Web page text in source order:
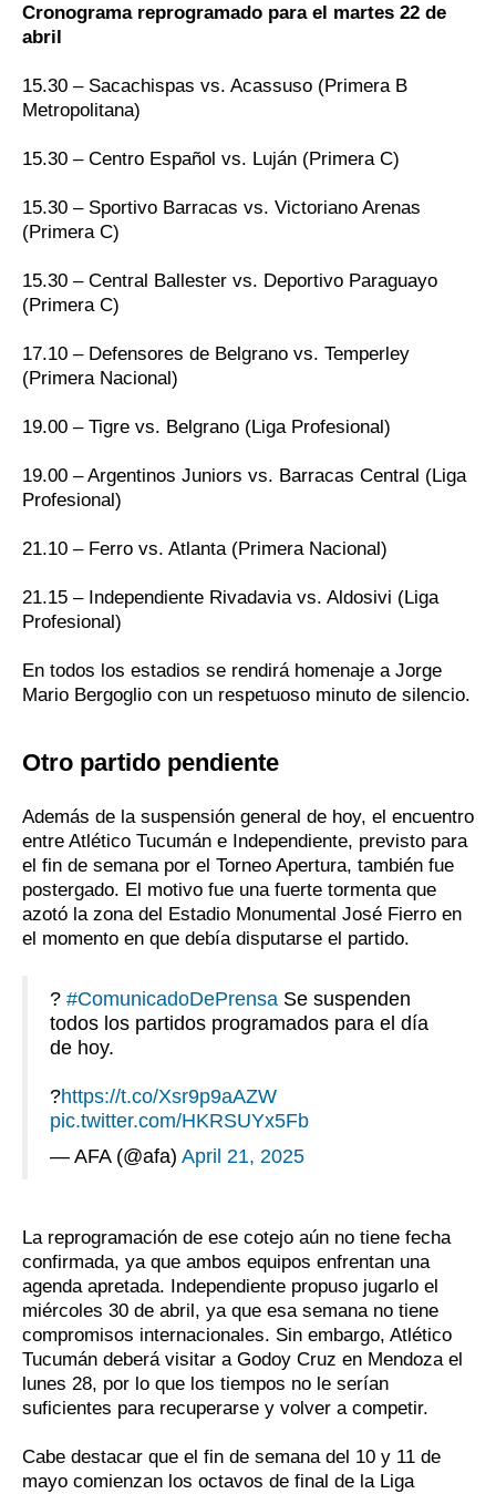
Cronograma reprogramado para el martes 22 de
abril
15.30 – Sacachispas vs. Acassuso (Primera B
Metropolitana)
15.30 – Centro Español vs. Luján (Primera C)
15.30 – Sportivo Barracas vs. Victoriano Arenas
(Primera C)
15.30 – Central Ballester vs. Deportivo Paraguayo
(Primera C)
17.10 – Defensores de Belgrano vs. Temperley
(Primera Nacional)
19.00 – Tigre vs. Belgrano (Liga Profesional)
19.00 – Argentinos Juniors vs. Barracas Central (Liga
Profesional)
21.10 – Ferro vs. Atlanta (Primera Nacional)
21.15 – Independiente Rivadavia vs. Aldosivi (Liga
Profesional)
En todos los estadios se rendirá homenaje a Jorge
Mario Bergoglio con un respetuoso minuto de silencio.
Otro partido pendiente
Además de la suspensión general de hoy, el encuentro
entre Atlético Tucumán e Independiente, previsto para
el fin de semana por el Torneo Apertura, también fue
postergado. El motivo fue una fuerte tormenta que
azotó la zona del Estadio Monumental José Fierro en
el momento en que debía disputarse el partido.
?️ #ComunicadoDePrensa Se suspenden
todos los partidos programados para el día
de hoy.
?https://t.co/Xsr9p9aAZW
pic.twitter.com/HKRSUYx5Fb
— AFA (@afa) April 21, 2025
La reprogramación de ese cotejo aún no tiene fecha
confirmada, ya que ambos equipos enfrentan una
agenda apretada. Independiente propuso jugarlo el
miércoles 30 de abril, ya que esa semana no tiene
compromisos internacionales. Sin embargo, Atlético
Tucumán deberá visitar a Godoy Cruz en Mendoza el
lunes 28, por lo que los tiempos no le serían
suficientes para recuperarse y volver a competir.
Cabe destacar que el fin de semana del 10 y 11 de
mayo comienzan los octavos de final de la Liga